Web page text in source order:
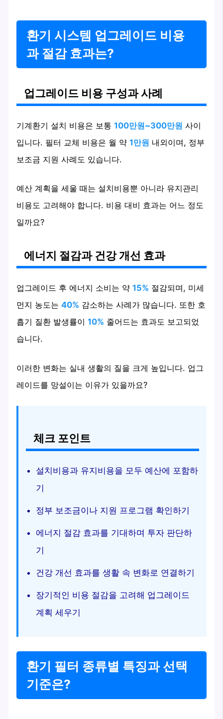
환기 시스템 업그레이드 비용
과 절감 효과는?
업그레이드 비용 구성과 사례
기계환기 설치 비용은 보통100만원~300만원 사이
입니다. 필터 교체 비용은 월 약1만원 내외이며, 정부
보조금 지원 사례도 있습니다.
예산 계획을 세울 때는 설치비용뿐 아니라 유지관리
비용도 고려해야 합니다. 비용 대비 효과는 어느 정도
일까요?
에너지 절감과 건강 개선 효과
업그레이드 후 에너지 소비는 약15% 절감되며, 미세
먼지 농도는40% 감소하는 사례가 많습니다. 또한 호
흡기 질환 발생률이10% 줄어드는 효과도 보고되었
습니다.
이러한 변화는 실내 생활의 질을 크게 높입니다. 업그
레이드를 망설이는 이유가 있을까요?
체크 포인트
설치비용과 유지비용을 모두 예산에 포함하
기
정부 보조금이나 지원 프로그램 확인하기
에너지 절감 효과를 기대하며 투자 판단하
기
건강 개선 효과를 생활 속 변화로 연결하기
장기적인 비용 절감을 고려해 업그레이드
계획 세우기
환기 필터 종류별 특징과 선택
기준은?